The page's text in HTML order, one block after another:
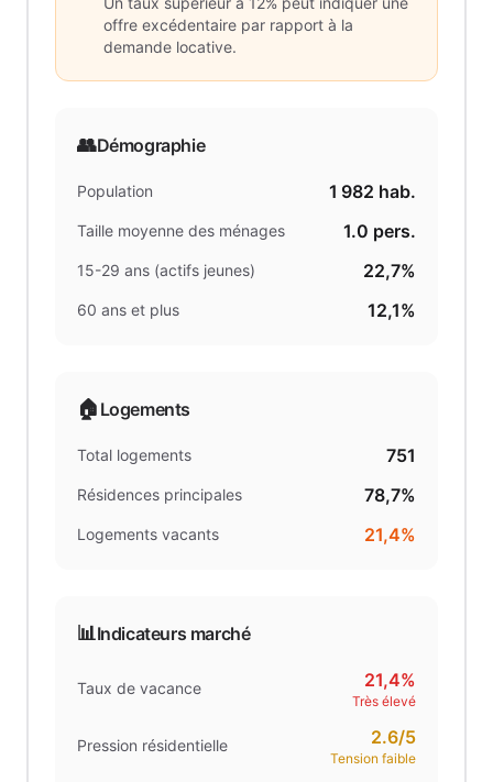
offre excédentaire par rapport à la
demande locative.
👥Démographie
Population 1 982 hab.
Taille moyenne des ménages 1.0 pers.
15-29 ans (actifs jeunes) 22,7%
60 ans et plus 12,1%
🏠 Logements
Total logements 751
Résidences principales 78,7%
Logements vacants 21,4%
📊Indicateurs marché
Taux de vacance 21,4%
Très élevé
Pression résidentielle 2.6/5
Tension faible